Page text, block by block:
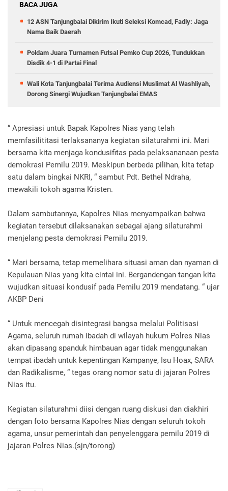
BACA JUGA
12 ASN Tanjungbalai Dikirim Ikuti Seleksi Komcad, Fadly: Jaga
Nama Baik Daerah
Poldam Juara Turnamen Futsal Pemko Cup 2026, Tundukkan
Disdik 4-1 di Partai Final
Wali Kota Tanjungbalai Terima Audiensi Muslimat Al Washliyah,
Dorong Sinergi Wujudkan Tanjungbalai EMAS
“ Apresiasi untuk Bapak Kapolres Nias yang telah
memfasilititasi terlaksananya kegiatan silaturahmi ini. Mari
bersama kita menjaga kondusifitas pada pelaksananaan pesta
demokrasi Pemilu 2019. Meskipun berbeda pilihan, kita tetap
satu dalam bingkai NKRI, “ sambut Pdt. Bethel Ndraha,
mewakili tokoh agama Kristen.
Dalam sambutannya, Kapolres Nias menyampaikan bahwa
kegiatan tersebut dilaksanakan sebagai ajang silaturahmi
menjelang pesta demokrasi Pemilu 2019.
“ Mari bersama, tetap memelihara situasi aman dan nyaman di
Kepulauan Nias yang kita cintai ini. Bergandengan tangan kita
wujudkan situasi kondusif pada Pemilu 2019 mendatang. “ ujar
AKBP Deni
“ Untuk mencegah disintegrasi bangsa melalui Politisasi
Agama, seluruh rumah ibadah di wilayah hukum Polres Nias
akan dipasang spanduk himbauan agar tidak menggunakan
tempat ibadah untuk kepentingan Kampanye, Isu Hoax, SARA
dan Radikalisme, “ tegas orang nomor satu di jajaran Polres
Nias itu.
Kegiatan silaturahmi diisi dengan ruang diskusi dan diakhiri
dengan foto bersama Kapolres Nias dengan seluruh tokoh
agama, unsur pemerintah dan penyelenggara pemilu 2019 di
jajaran Polres Nias.(sjn/torong)